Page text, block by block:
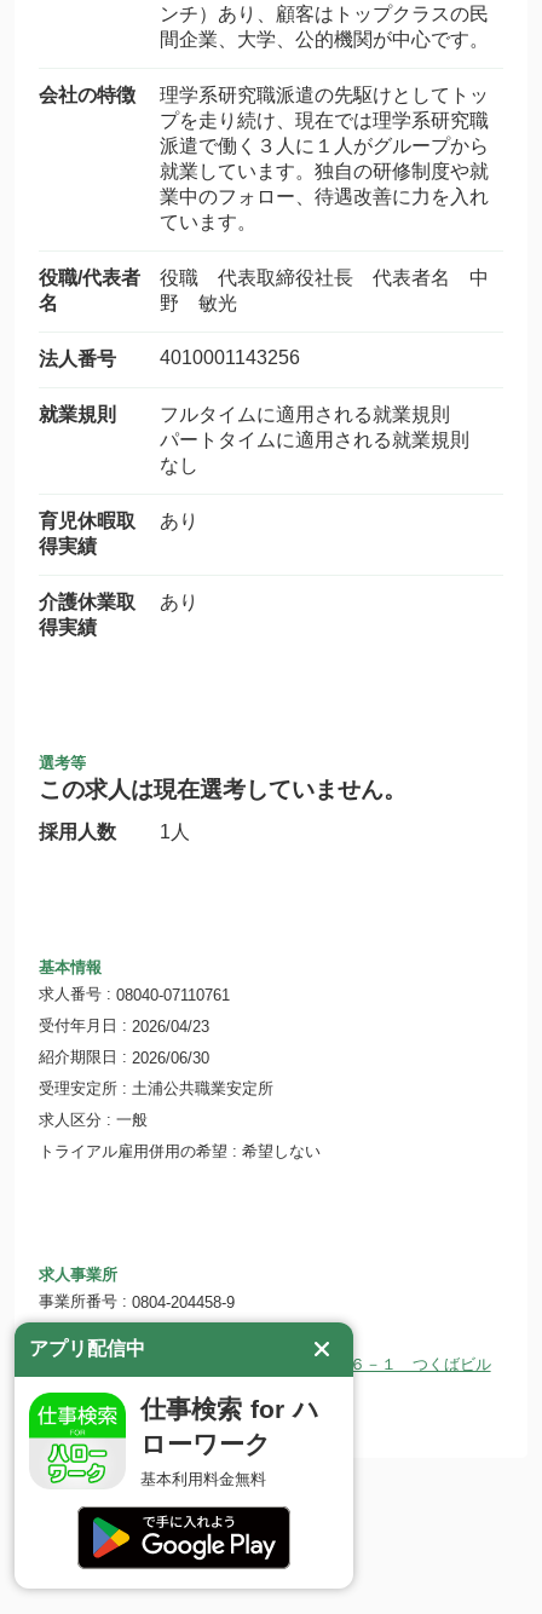
ンチ）あり、顧客はトップクラスの民
間企業、大学、公的機関が中心です。
会社の特徴
理学系研究職派遣の先駆けとしてトッ
プを走り続け、現在では理学系研究職
派遣で働く３人に１人がグループから
就業しています。独自の研修制度や就
業中のフォロー、待遇改善に力を入れ
ています。
役職/代表者
名
役職 代表取締役社長 代表者名 中
野 敏光
法人番号 4010001143256
就業規則
フルタイムに適用される就業規則
パートタイムに適用される就業規則
なし
育児休暇取
得実績
あり
介護休業取
得実績
あり
選考等
この求人は現在選考していません。
採用人数 1人
基本情報
求人番号
08040-07110761
受付年月日
2026/04/23
紹介期限日
2026/06/30
受理安定所
土浦公共職業安定所
求人区分
一般
トライアル雇用併用の希望
希望しない
求人事業所
事業所番号
0804-204458-9
〒305-0032 茨城県つくば市竹園１－６－１ つくばビル
ホームページ
http://www.wdb.com
アプリ配信中
仕事検索 for ハ
ローワーク
基本利用料金無料